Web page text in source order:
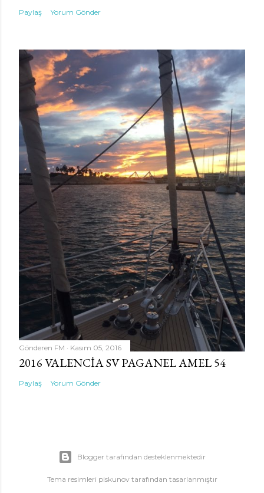
Paylaş Yorum Gönder
Gönderen FM Kasım 05, 2016
2016 VALENCIA SV PAGANEL AMEL 54
Paylaş Yorum Gönder
Blogger tarafından desteklenmektedir
Tema resimleri piskunovtarafından tasarlanmıştır